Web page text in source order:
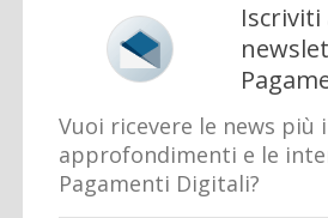
Iscriviti
Vuoi ricevere le news
approfondimenti e le
Pagamenti Digitali?